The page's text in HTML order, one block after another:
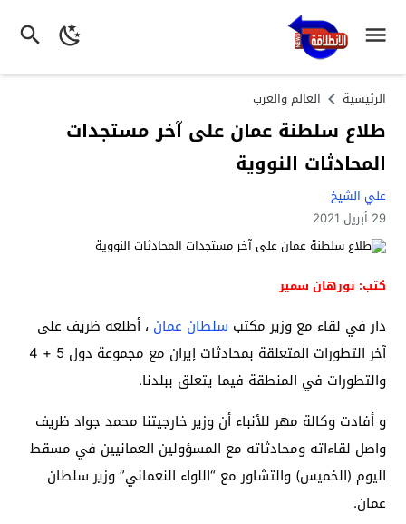
الرئيسية العالم والعرب
طلاع سلطنة عمان على آخر مستجدات
المحادثات النووية
علي الشيخ
29 أبريل 2021
كتب: نورهان سمير
دار في لقاء مع وزير مكتب سلطان عمان ، أطلعه ظريف على
آخر التطورات المتعلقة بمحادثات إيران مع مجموعة دول 5 + 4
والتطورات في المنطقة فيما يتعلق ببلدنا.
و أفادت وكالة مهر للأنباء أن وزير خارجيتنا محمد جواد ظريف
واصل لقاءاته ومحادثاته مع المسؤولين العمانيين في مسقط
اليوم (الخميس) والتشاور مع “اللواء النعماني” وزير سلطان
عمان.